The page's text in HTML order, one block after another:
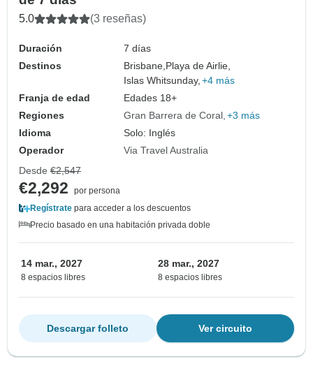
5.0 (3 reseñas)
Duración
7 días
Destinos
Brisbane, Playa de Airlie,
Islas Whitsunday, +4 más
Franja de edad
Edades 18+
Regiones
Gran Barrera de Coral +3 más
Idioma
Solo: Inglés
Operador
Via Travel Australia
Desde €2,547
€2,292
por persona
Regístrate para acceder a los descuentos
Precio basado en una habitación privada doble
14 mar., 2027
8 espacios libres
28 mar., 2027
8 espacios libres
Ver circuito
Descargar folleto